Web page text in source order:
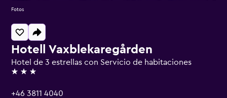
Hotell Vaxblekaregården
Hotel de 3 estrellas con Servicio de habitaciones
3 estrellas
+46 3811 4040
Fotos